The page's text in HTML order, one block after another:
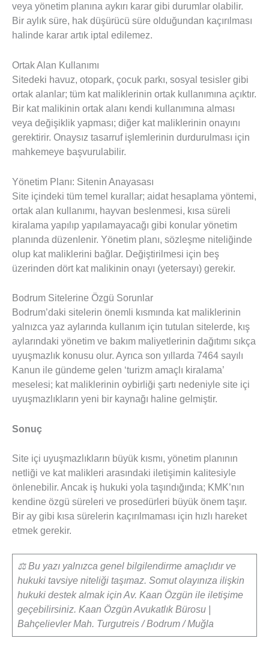
veya yönetim planına aykırı karar gibi durumlar olabilir.
Bir aylık süre, hak düşürücü süre olduğundan kaçırılması
halinde karar artık iptal edilemez.
Ortak Alan Kullanımı
Sitedeki havuz, otopark, çocuk parkı, sosyal tesisler gibi
ortak alanlar; tüm kat maliklerinin ortak kullanımına açıktır.
Bir kat malikinin ortak alanı kendi kullanımına alması
veya değişiklik yapması; diğer kat maliklerinin onayını
gerektirir. Onaysız tasarruf işlemlerinin durdurulması için
mahkemeye başvurulabilir.
Yönetim Planı: Sitenin Anayasası
Site içindeki tüm temel kurallar; aidat hesaplama yöntemi,
ortak alan kullanımı, hayvan beslenmesi, kısa süreli
kiralama yapılıp yapılamayacağı gibi konular yönetim
planında düzenlenir. Yönetim planı, sözleşme niteliğinde
olup kat maliklerini bağlar. Değiştirilmesi için beş
üzerinden dört kat malikinin onayı (yetersayı) gerekir.
Bodrum Sitelerine Özgü Sorunlar
Bodrum’daki sitelerin önemli kısmında kat maliklerinin
yalnızca yaz aylarında kullanım için tutulan sitelerde, kış
aylarındaki yönetim ve bakım maliyetlerinin dağıtımı sıkça
uyuşmazlık konusu olur. Ayrıca son yıllarda 7464 sayılı
Kanun ile gündeme gelen ‘turizm amaçlı kiralama’
meselesi; kat maliklerinin oybirliği şartı nedeniyle site içi
uyuşmazlıkların yeni bir kaynağı haline gelmiştir.
Sonuç
Site içi uyuşmazlıkların büyük kısmı, yönetim planının
netliği ve kat malikleri arasındaki iletişimin kalitesiyle
önlenebilir. Ancak iş hukuki yola taşındığında; KMK’nın
kendine özgü süreleri ve prosedürleri büyük önem taşır.
Bir ay gibi kısa sürelerin kaçırılmaması için hızlı hareket
etmek gerekir.
⚖️ Bu yazı yalnızca genel bilgilendirme amaçlıdır ve
hukuki tavsiye niteliği taşımaz. Somut olayınıza ilişkin
hukuki destek almak için Av. Kaan Özgün ile iletişime
geçebilirsiniz. Kaan Özgün Avukatlık Bürosu |
Bahçelievler Mah. Turgutreis / Bodrum / Muğla